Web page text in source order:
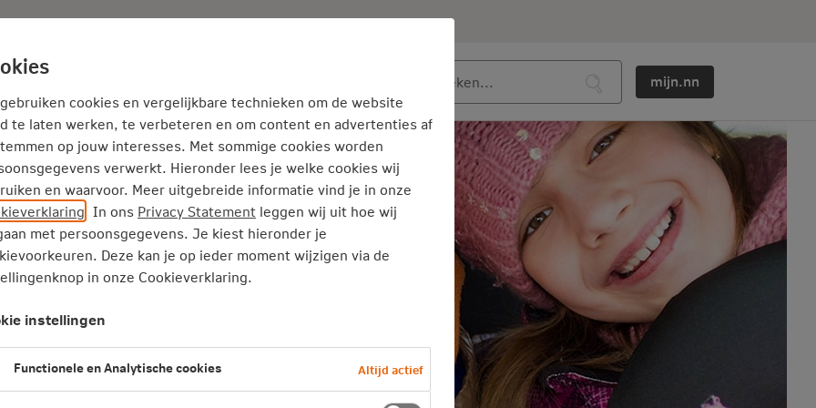
Adviseur Nieuws
Service en Contact mijn.nn
en eind
meeverzekerd?
cookies en vergelijkbare technieken om de website
te laten werken, te verbeteren en om content en advertenties af
op jouw interesses. Met sommige cookies worden
verwerkt. Hieronder lees je welke cookies wij
en waarvoor. Meer uitgebreide informatie vind je in onze
. In ons Privacy Statement leggen wij uit hoe wij
met persoonsgegevens. Je kiest hieronder je
Deze kan je op ieder moment wijzigen via de
in onze Cookieverklaring.
instellingen
Functionele en Analytische cookies Altijd actief